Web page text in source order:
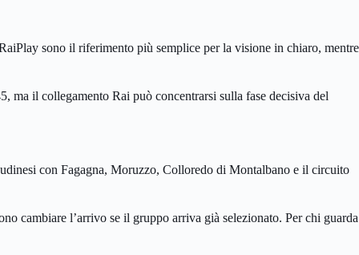
sono il riferimento più semplice per la visione in chiaro, mentre
ma il collegamento Rai può concentrarsi sulla fase decisiva del
con Fagagna, Moruzzo, Colloredo di Montalbano e il circuito
cambiare l’arrivo se il gruppo arriva già selezionato. Per chi guarda